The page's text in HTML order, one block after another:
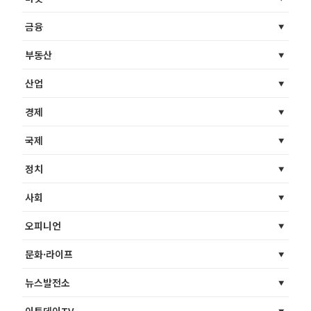
금융
부동산
산업
경제
국제
정치
사회
오피니언
문화·라이프
뉴스발전소